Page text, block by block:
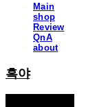
Main
shop
Review
QnA
about
흑야